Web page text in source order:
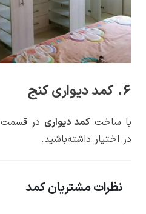
6. کمد دیواری کنج
با ساخت کمد دیواری در قسمت
در اختیار داشته‌باشید.
نظرات مشتریان کمد